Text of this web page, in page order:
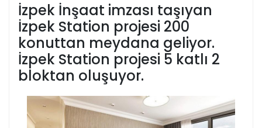
İzpek İnşaat imzası taşıyan
İzpek Station projesi 200
konuttan meydana geliyor.
İzpek Station projesi 5 katlı 2
bloktan oluşuyor.